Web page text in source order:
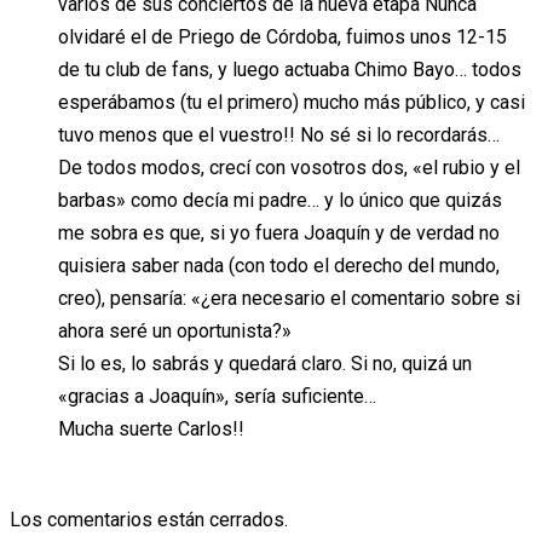
olvidaré el de Priego de Córdoba, fuimos unos 12-15
de tu club de fans, y luego actuaba Chimo Bayo… todos
esperábamos (tu el primero) mucho más público, y casi
tuvo menos que el vuestro!! No sé si lo recordarás…
De todos modos, crecí con vosotros dos, «el rubio y el
barbas» como decía mi padre… y lo único que quizás
me sobra es que, si yo fuera Joaquín y de verdad no
quisiera saber nada (con todo el derecho del mundo,
creo), pensaría: «¿era necesario el comentario sobre si
ahora seré un oportunista?»
Si lo es, lo sabrás y quedará claro. Si no, quizá un
«gracias a Joaquín», sería suficiente…
Mucha suerte Carlos!!
Los comentarios están cerrados.